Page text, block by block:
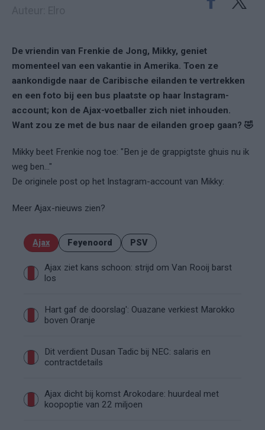
De vriendin van Frenkie de Jong, Mikky, geniet
momenteel van een vakantie in Amerika. Toen ze
aankondigde naar de Caribische eilanden te vertrekken
en een foto bij een bus plaatste op haar Instagram-
account; kon de Ajax-voetballer zich niet inhouden.
Want zou ze met de bus naar de eilanden groep gaan? 🤣
Mikky beet Frenkie nog toe: "Ben je de grappigtste ghuis nu ik
weg ben..."
De originele post op het Instagram-account van Mikky:
Meer Ajax-nieuws zien?
Ajax Feyenoord PSV
Ajax ziet kans schoon: strijd om Van Rooij barst
los
Hart gaf de doorslag': Ouazane verkiest Marokko
boven Oranje
Dit verdient Dusan Tadic bij NEC: salaris en
contractdetails
Ajax dicht bij komst Arokodare: huurdeal met
koopoptie van 22 miljoen